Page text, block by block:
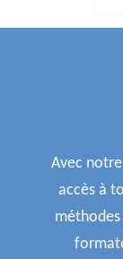
Avec
accès à